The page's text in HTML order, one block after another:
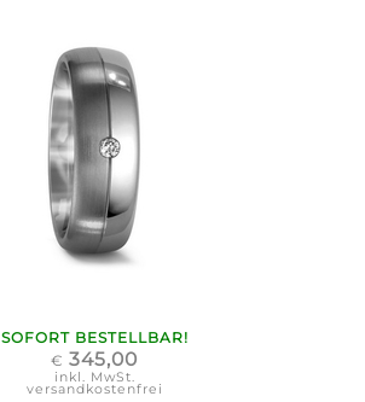
SOFORT BESTELLBAR!
€ 345,00
inkl. MwSt.
versandkostenfrei